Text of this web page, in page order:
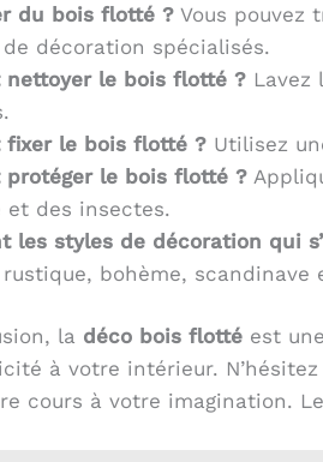
du bois flotté ? Vous pouvez
de décoration spécialisés.
nettoyer le bois flotté ? Lavez
fixer le bois flotté ? Utilisez
protéger le bois flotté ?
et des insectes.
les styles de décoration qui
bohème, scandinave
la déco bois flotté est
à votre intérieur.
cours à votre imagination.